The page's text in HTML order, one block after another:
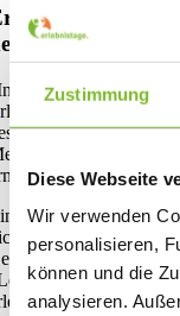
Zustimmung
Diese Webseite
Wir verwenden
personalisieren,
können und die
analysieren.
Umsetzung
ist ein
Maße
mitdenken
wichtiger Grund
an engen Normen
die